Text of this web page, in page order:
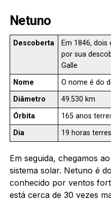
Netuno
Descoberta
Em 1846,
por sua
Galle
Nome
O nome é do
Diâmetro
49.530 km
Órbita
165 anos
Dia
19 horas
Em seguida, chegamos
sistema solar. Netuno é
conhecido por ventos
está cerca de 30 vezes